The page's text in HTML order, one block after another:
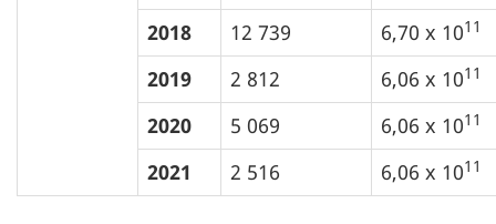
2018 12 739 6,70 x 1011
2019 2 812 6,06 x 1011
2020 5 069 6,06 x 1011
2021 2 516 6,06 x 1011